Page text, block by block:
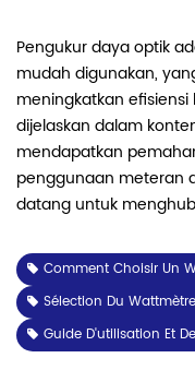
Pengukur daya optik
mudah digunakan,
meningkatkan
dijelaskan dalam
mendapatkan
penggunaan meteran
datang untuk
Comment Choisir Un
Sélection Du
Guide D'utilisation Et